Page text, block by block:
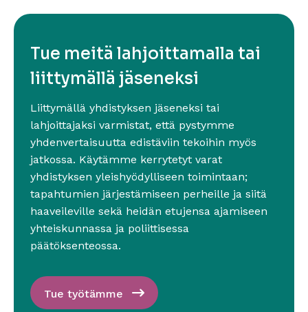
Tue meitä lahjoittamalla tai
liittymällä jäseneksi
Liittymällä yhdistyksen jäseneksi tai
lahjoittajaksi varmistat, että pystymme
yhdenvertaisuutta edistäviin tekoihin myös
jatkossa. Käytämme kerrytetyt varat
yhdistyksen yleishyödylliseen toimintaan;
tapahtumien järjestämiseen perheille ja siitä
haaveileville sekä heidän etujensa ajamiseen
yhteiskunnassa ja poliittisessa
päätöksenteossa.
Tue työtämme